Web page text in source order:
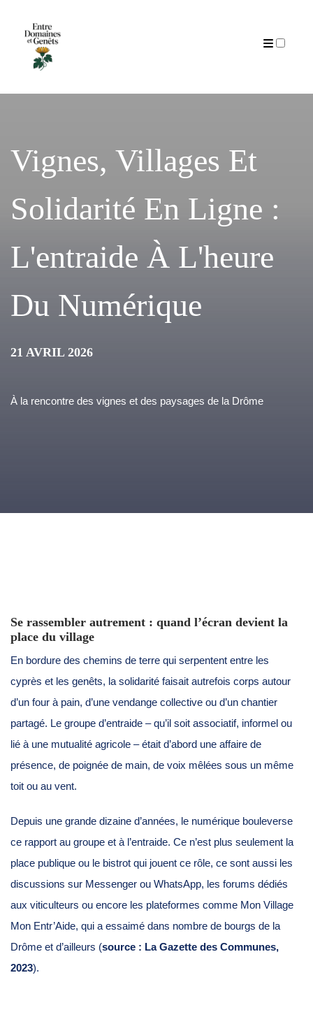
Vignes, Villages Et
Solidarité En Ligne :
L'entraide À L'heure
Du Numérique
21 AVRIL 2026
À la rencontre des vignes et des paysages de la Drôme
Se rassembler autrement : quand l’écran devient la
place du village
En bordure des chemins de terre qui serpentent entre les
cyprès et les genêts, la solidarité faisait autrefois corps autour
d’un four à pain, d’une vendange collective ou d’un chantier
partagé. Le groupe d’entraide – qu’il soit associatif, informel ou
lié à une mutualité agricole – était d’abord une affaire de
présence, de poignée de main, de voix mêlées sous un même
toit ou au vent.
Depuis une grande dizaine d’années, le numérique bouleverse
ce rapport au groupe et à l’entraide. Ce n’est plus seulement la
place publique ou le bistrot qui jouent ce rôle, ce sont aussi les
discussions sur Messenger ou WhatsApp, les forums dédiés
aux viticulteurs ou encore les plateformes comme Mon Village
Mon Entr’Aide, qui a essaimé dans nombre de bourgs de la
Drôme et d’ailleurs (source : La Gazette des Communes,
2023).